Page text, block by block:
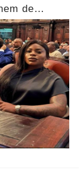
de